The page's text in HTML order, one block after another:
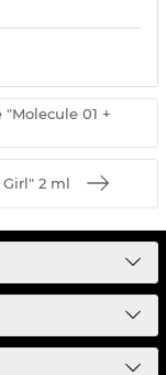
01 +
2 ml